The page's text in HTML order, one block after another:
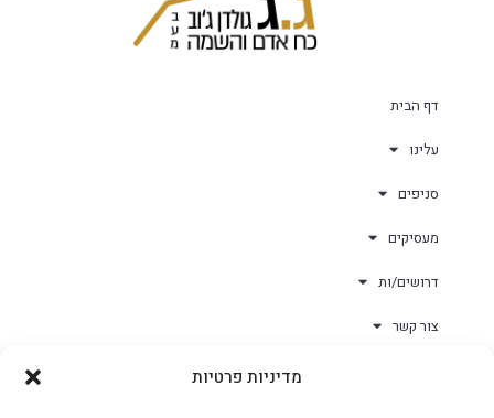
מדיניות פרטיות
דף הבית
עלינו
סניפים
מעסיקים
דרושים/ות
צור קשר